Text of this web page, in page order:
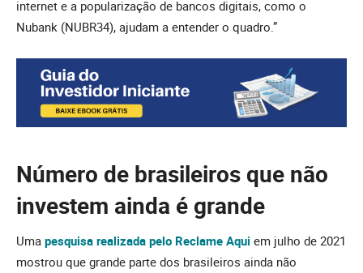
internet e a popularização de bancos digitais, como o
Nubank (NUBR34), ajudam a entender o quadro.”
Número de brasileiros que não
investem ainda é grande
Uma pesquisa realizada pelo Reclame Aqui em julho de 2021
mostrou que grande parte dos brasileiros ainda não